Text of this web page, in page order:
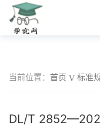
当前位置： 首页 标准
DL/T